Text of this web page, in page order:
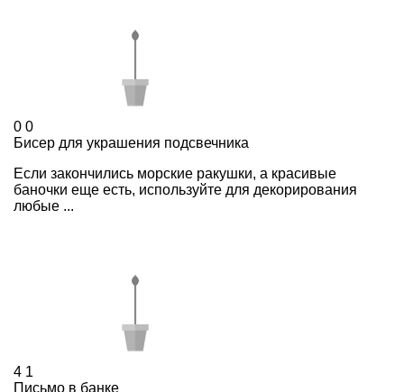
0 0
Бисер для украшения подсвечника
Если закончились морские ракушки, а красивые
баночки еще есть, используйте для декорирования
любые ...
4 1
Письмо в банке